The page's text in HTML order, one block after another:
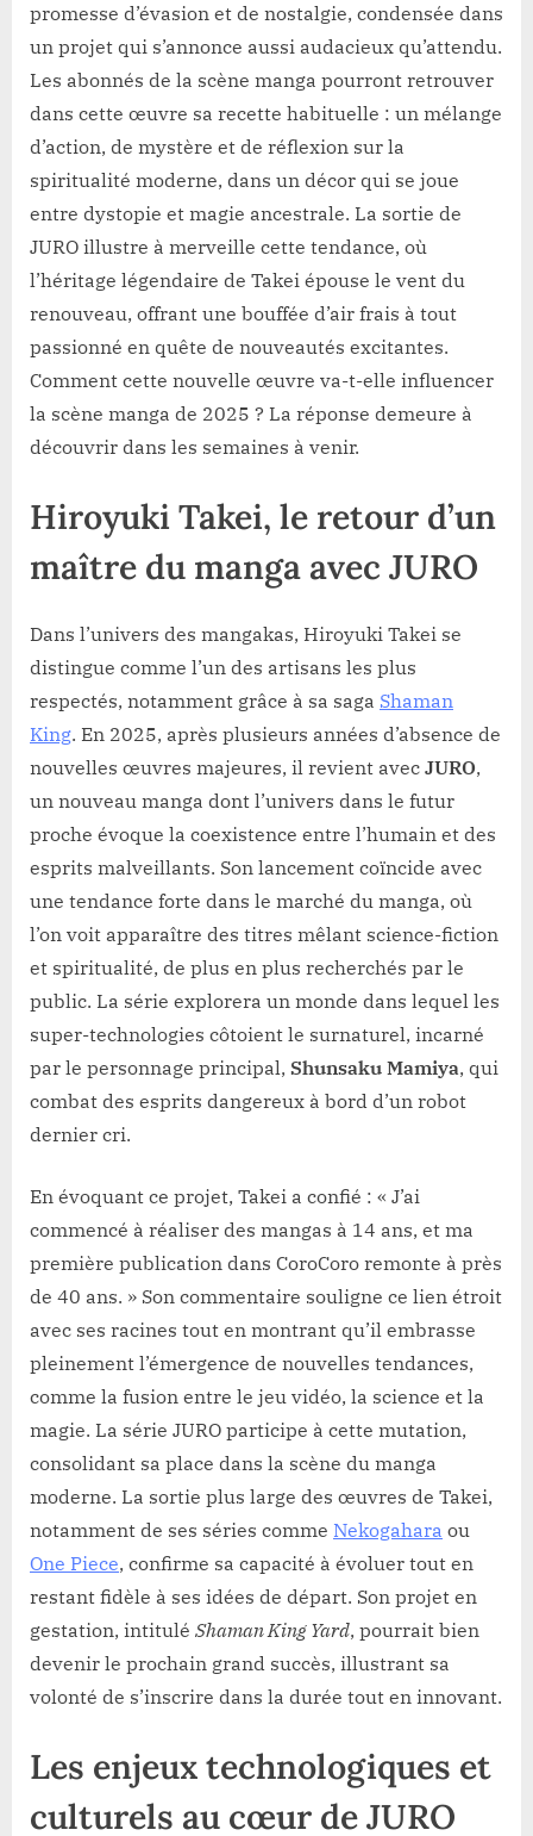
promesse d’évasion et de nostalgie, condensée dans
un projet qui s’annonce aussi audacieux qu’attendu.
Les abonnés de la scène manga pourront retrouver
dans cette œuvre sa recette habituelle : un mélange
d’action, de mystère et de réflexion sur la
spiritualité moderne, dans un décor qui se joue
entre dystopie et magie ancestrale. La sortie de
JURO illustre à merveille cette tendance, où
l’héritage légendaire de Takei épouse le vent du
renouveau, offrant une bouffée d’air frais à tout
passionné en quête de nouveautés excitantes.
Comment cette nouvelle œuvre va-t-elle influencer
la scène manga de 2025 ? La réponse demeure à
découvrir dans les semaines à venir.
Hiroyuki Takei, le retour d’un
maître du manga avec JURO
Dans l’univers des mangakas, Hiroyuki Takei se
distingue comme l’un des artisans les plus
respectés, notamment grâce à sa saga Shaman
King. En 2025, après plusieurs années d’absence de
nouvelles œuvres majeures, il revient avec JURO,
un nouveau manga dont l’univers dans le futur
proche évoque la coexistence entre l’humain et des
esprits malveillants. Son lancement coïncide avec
une tendance forte dans le marché du manga, où
l’on voit apparaître des titres mêlant science-fiction
et spiritualité, de plus en plus recherchés par le
public. La série explorera un monde dans lequel les
super-technologies côtoient le surnaturel, incarné
par le personnage principal, Shunsaku Mamiya, qui
combat des esprits dangereux à bord d’un robot
dernier cri.
En évoquant ce projet, Takei a confié : « J’ai
commencé à réaliser des mangas à 14 ans, et ma
première publication dans CoroCoro remonte à près
de 40 ans. » Son commentaire souligne ce lien étroit
avec ses racines tout en montrant qu’il embrasse
pleinement l’émergence de nouvelles tendances,
comme la fusion entre le jeu vidéo, la science et la
magie. La série JURO participe à cette mutation,
consolidant sa place dans la scène du manga
moderne. La sortie plus large des œuvres de Takei,
notamment de ses séries comme Nekogahara ou
One Piece, confirme sa capacité à évoluer tout en
restant fidèle à ses idées de départ. Son projet en
gestation, intitulé Shaman King Yard, pourrait bien
devenir le prochain grand succès, illustrant sa
volonté de s’inscrire dans la durée tout en innovant.
Les enjeux technologiques et
culturels au cœur de JURO